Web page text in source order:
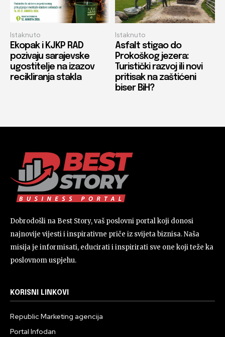
Istaknuto
Ekopak i KJKP RAD
pozivaju sarajevske
ugostitelje na izazov
recikliranja stakla
Istaknuto
Asfalt stigao do
Prokoškog jezera:
Turistički razvoj ili novi
pritisak na zaštićeni
biser BiH?
Dobrodošli na Best Story, vaš poslovni portal koji donosi
najnovije vijesti i inspirativne priče iz svijeta biznisa. Naša
misija je informisati, educirati i inspirirati sve one koji teže ka
poslovnom uspjehu.
KORISNI LINKOVI
Republic Marketing agencija
Portal Infodan